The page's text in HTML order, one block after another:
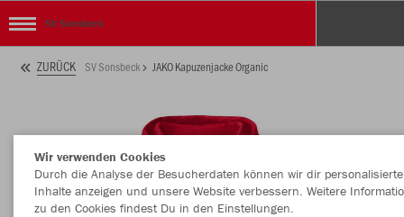
SV Sonsbeck
ZURÜCK SV Sonsbeck JAKO Kapuzenjacke Organic
Wir verwenden Cookies
Durch die Analyse der Besucherdaten können wir dir personalisierte
Inhalte anzeigen und unsere Website verbessern. Weitere
zu den Cookies findest Du in den Einstellungen.